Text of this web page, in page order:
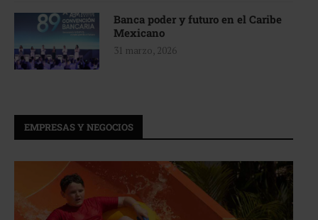
Banca poder y futuro en el Caribe
Mexicano
31 marzo, 2026
EMPRESAS Y NEGOCIOS